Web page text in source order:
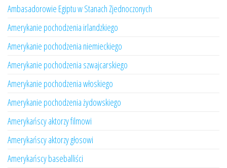
Ambasadorowie Egiptu w Stanach Zjednoczonych
Amerykanie pochodzenia irlandzkiego
Amerykanie pochodzenia niemieckiego
Amerykanie pochodzenia szwajcarskiego
Amerykanie pochodzenia włoskiego
Amerykanie pochodzenia żydowskiego
Amerykańscy aktorzy filmowi
Amerykańscy aktorzy głosowi
Amerykańscy baseballiści